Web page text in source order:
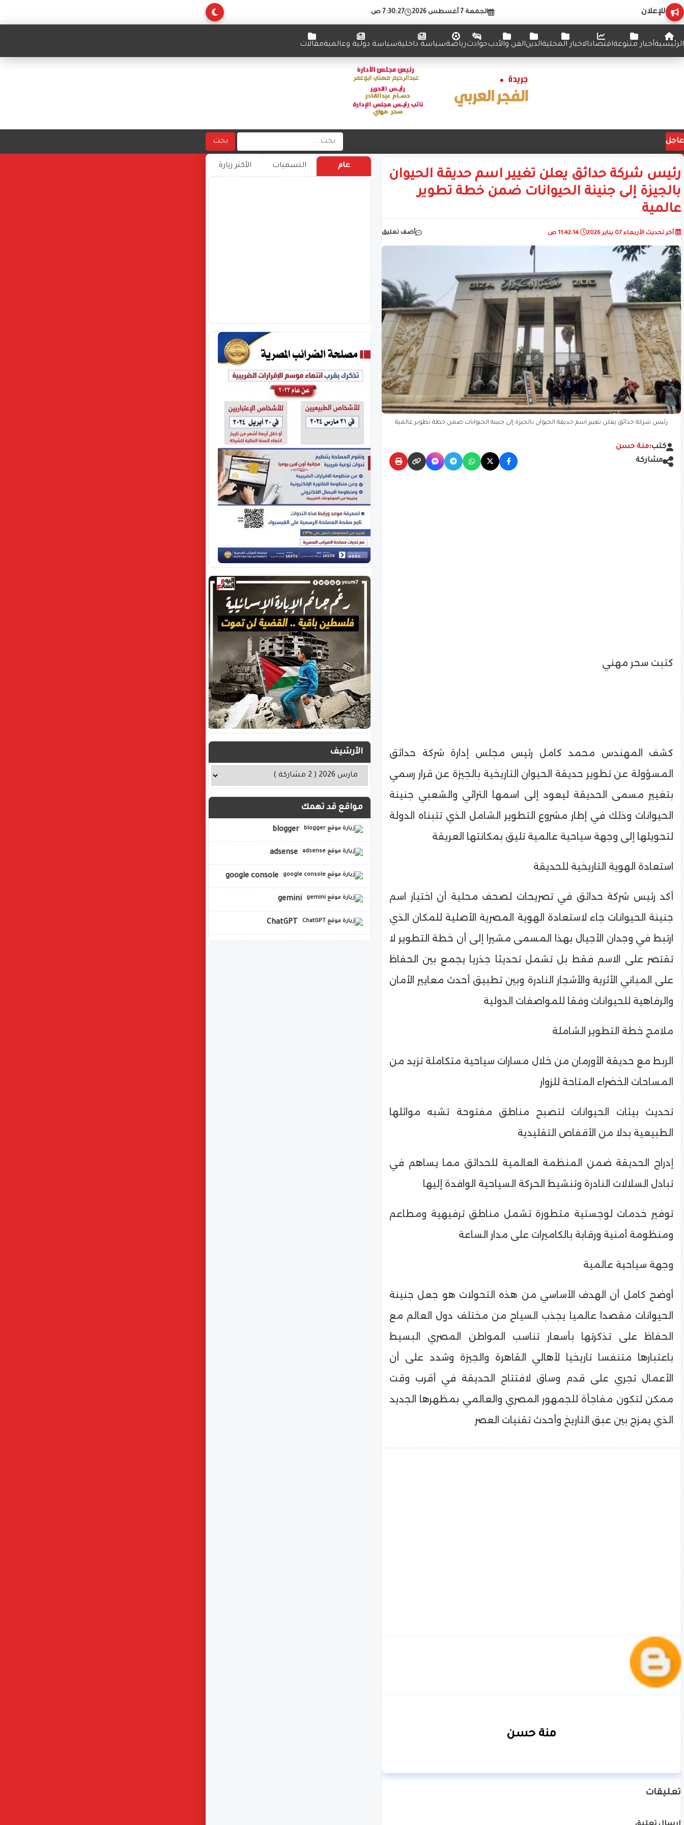
للإعلان الجمعة 7 أغسطس 2026 7:30:28 ص
الرئيسيةأخبار متنوعةاقتصادالاخبار المحليةالدينالفن والأدبحوادثرياضةسياسة داخليةسياسة دولية وعالميةمقالات
عاجل بحث
رئيس شركة حدائق يعلن تغيير اسم حديقة الحيوان
بالجيزة إلى جنينة الحيوانات ضمن خطة تطوير
عالمية
أخر تحديث الأربعاء 07 يناير 2026 أضف تعليق
رئيس شركة حدائق يعلن تغيير اسم حديقة الحيوان بالجيزة إلى جنينة الحيوانات ضمن خطة تطوير عالمية
كتب:منة حسن
مشاركة
كتبت سحر مهني
كشف المهندس محمد كامل رئيس مجلس إدارة شركة حدائق
المسؤولة عن تطوير حديقة الحيوان التاريخية بالجيزة عن قرار رسمي
بتغيير مسمى الحديقة ليعود إلى اسمها التراثي والشعبي جنينة
الحيوانات وذلك في إطار مشروع التطوير الشامل الذي تتبناه الدولة
لتحويلها إلى وجهة سياحية عالمية تليق بمكانتها العريقة
​استعادة الهوية التاريخية للحديقة
​أكد رئيس شركة حدائق في تصريحات لصحف محلية أن اختيار اسم
جنينة الحيوانات جاء لاستعادة الهوية المصرية الأصلية للمكان الذي
ارتبط في وجدان الأجيال بهذا المسمى مشيرا إلى أن خطة التطوير لا
تقتصر على الاسم فقط بل تشمل تحديثا جذريا يجمع بين الحفاظ
على المباني الأثرية والأشجار النادرة وبين تطبيق أحدث معايير الأمان
والرفاهية للحيوانات وفقا للمواصفات الدولية
​ملامح خطة التطوير الشاملة
​الربط مع حديقة الأورمان من خلال مسارات سياحية متكاملة تزيد من
المساحات الخضراء المتاحة للزوار
​تحديث بيئات الحيوانات لتصبح مناطق مفتوحة تشبه موائلها
الطبيعية بدلا من الأقفاص التقليدية
​إدراج الحديقة ضمن المنظمة العالمية للحدائق مما يساهم في
تبادل السلالات النادرة وتنشيط الحركة السياحية الوافدة إليها
​توفير خدمات لوجستية متطورة تشمل مناطق ترفيهية ومطاعم
ومنظومة أمنية ورقابة بالكاميرات على مدار الساعة
​وجهة سياحية عالمية
​أوضح كامل أن الهدف الأساسي من هذه التحولات هو جعل جنينة
الحيوانات مقصدا عالميا يجذب السياح من مختلف دول العالم مع
الحفاظ على تذكرتها بأسعار تناسب المواطن المصري البسيط
باعتبارها متنفسا تاريخيا لأهالي القاهرة والجيزة وشدد على أن
الأعمال تجري على قدم وساق لافتتاح الحديقة في أقرب وقت
ممكن لتكون مفاجأة للجمهور المصري والعالمي بمظهرها الجديد
الذي يمزج بين عبق التاريخ وأحدث تقنيات العصر
منة حسن
تعليقات
عام التسميات الأكثر زيارة
الأرشيف
مواقع قد تهمك
blogger